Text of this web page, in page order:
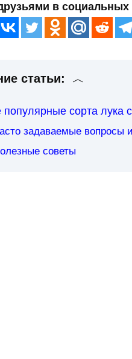
в социальных
статьи:
сорта лука
задаваемые вопросы
советы